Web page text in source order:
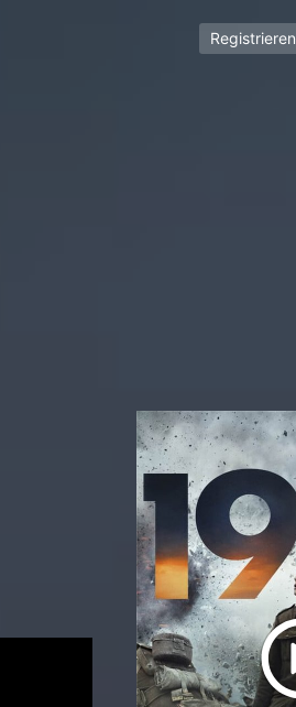
Registrieren